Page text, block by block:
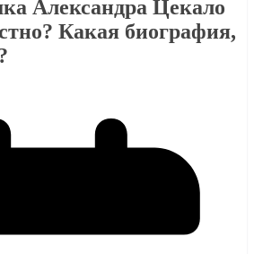
Александра Цекало
Какая биография,